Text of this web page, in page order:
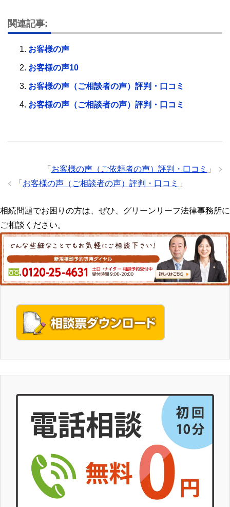
関連記事:
お客様の声
お客様の声10
お客様の声（ご相談者の声）評判・口コミ
お客様の声（ご相談者の声）評判・口コミ
「 お客様の声（ご依頼者の声）評判・口コミ
」
「 お客様の声（ご相談者の声）評判・口コミ 」
相続問題でお困りの方は、ぜひ、グリーンリーフ法律事務所に
ご相談ください。